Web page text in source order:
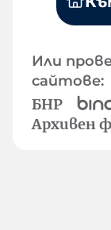
Или
сайтове:
БНР
Архивен